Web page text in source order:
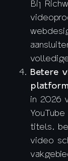
Bij
Betere
in 2026
titels,
video